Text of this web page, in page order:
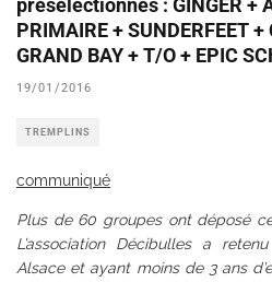
présélectionnés : GINGER +
PRIMAIRE + SUNDERFEET
GRAND BAY + T/O + EPIC
19/01/2016
TREMPLINS
communiqué
Plus de 60 groupes ont déposé
L’association Décibulles a
Alsace et ayant moins de 3 ans